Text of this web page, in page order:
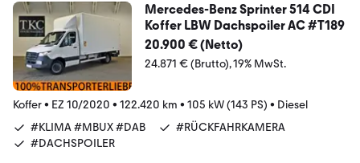
Mercedes-Benz Sprinter 514 CDI
Koffer LBW Dachspoiler AC #T189
20.900 € (Netto)
24.871 € (Brutto) 19% MwSt.
Koffer• EZ 10/2020 • 122.420 km • 105 kW (143 PS) • Diesel
#KLIMA #MBUX #DAB
#RÜCKFAHRKAMERA
#DACHSPOILER